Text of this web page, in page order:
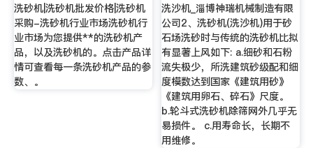
洗砂机|洗砂机批发价格|洗砂机
采购-洗砂机行业市场洗砂机行
业市场为您提供**的洗砂机产
品，以及洗砂机的。点击产品详
情可查看每一条洗砂机产品的参
数、。
洗沙机_淄博神瑞机械制造有限
公司2、洗砂机(洗沙机)用于砂
石场洗砂时与传统的洗砂机比拟
有显著上风如下: a.细砂和石粉
流失极少，所洗建筑砂级配和细
度模数达到国家《建筑用砂》
《建筑用卵石、碎石》尺度。
b.轮斗式洗砂机除筛网外几乎无
易损件。 c.用寿命长，长期不
用维修。